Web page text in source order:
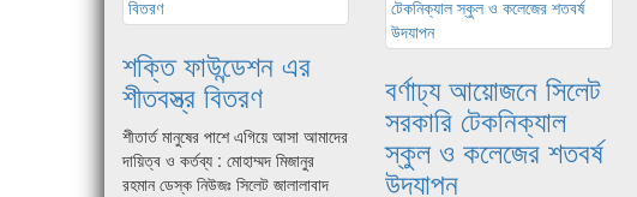
শক্তি ফাউন্ডেশন এর
শীতবস্ত্র বিতরণ
শীতার্ত মানুষের পাশে এগিয়ে আসা আমাদের
দায়িত্ব ও কর্তব্য : মোহাম্মদ মিজানুর
রহমান ডেস্ক নিউজঃ সিলেট জালালাবাদ
বর্ণাঢ্য আয়োজনে সিলেট
সরকারি টেকনিক্যাল
স্কুল ও কলেজের শতবর্ষ
উদযাপন